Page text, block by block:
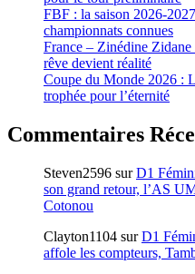
FBF : la saison 2026-
championnats connues
France – Zinédine
rêve devient réalité
Coupe du Monde 2026 :
trophée pour l’éternité
Commentaires
Steven2596 surD1
son grand retour, l’AS
Cotonou
Clayton1104 surD1
affole les compteurs,